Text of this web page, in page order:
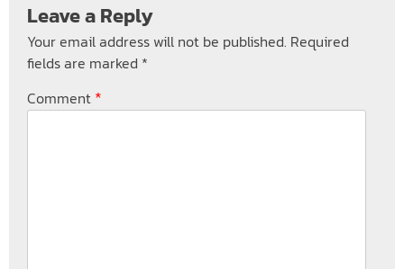
Leave a Reply
Your email address will not be published. Required
fields are marked *
Comment *